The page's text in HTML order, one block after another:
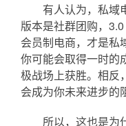
有人认为，私域
版本是社群团购，
会员制电商，才是私
你可能会取得一时的
极战场上获胜。相反
会成为你未来进步的
所以，这也是为